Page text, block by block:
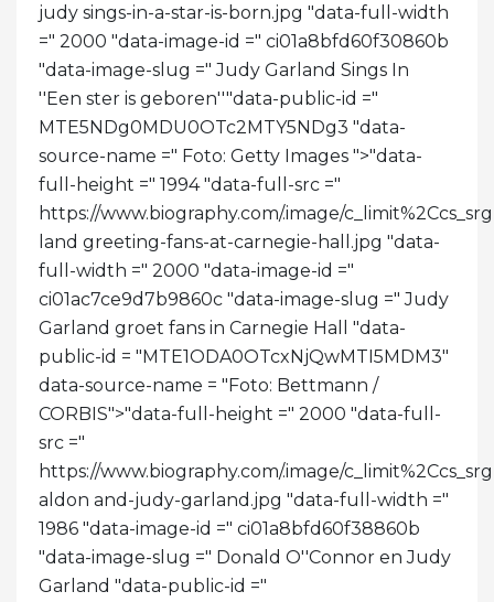
judy sings-in-a-star-is-born.jpg "data-full-width
=" 2000 "data-image-id =" ci01a8bfd60f30860b
"data-image-slug =" Judy Garland Sings In
''Een ster is geboren''"data-public-id ="
MTE5NDg0MDU0OTc2MTY5NDg3 "data-
source-name =" Foto: Getty Images ">"data-
full-height =" 1994 "data-full-src ="
https://www.biography.com/.image/
land greeting-fans-at-carnegie-hall.jpg "data-
full-width =" 2000 "data-image-id ="
ci01ac7ce9d7b9860c "data-image-slug =" Judy
Garland groet fans in Carnegie Hall "data-
public-id = "MTE1ODA0OTcxNjQwMTI5MDM3"
data-source-name = "Foto: Bettmann /
CORBIS">"data-full-height =" 2000 "data-full-
src ="
https://www.biography.com/.image/
aldon and-judy-garland.jpg "data-full-width ="
1986 "data-image-id =" ci01a8bfd60f38860b
"data-image-slug =" Donald O''Connor en Judy
Garland "data-public-id ="